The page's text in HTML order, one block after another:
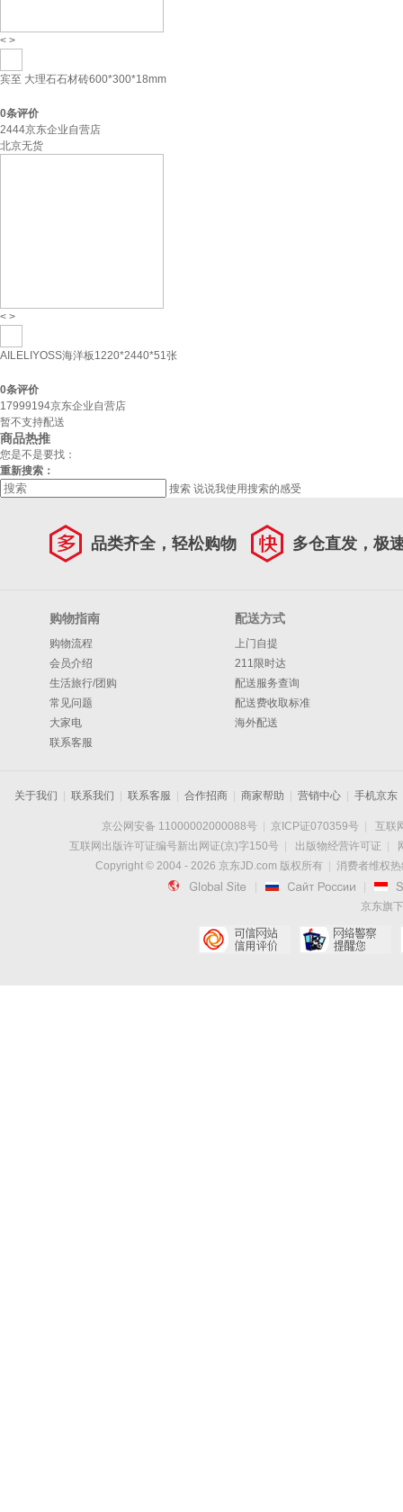
< >
宾至 大理石石材砖600*300*18mm
0条评价
2444京东企业自营店
北京无货
< >
AILELIYOSS海洋板1220*2440*51张
0条评价
17999194京东企业自营店
暂不支持配送
商品热推
您是不是要找：
重新搜索：
搜索 说说我使用搜索的感受
品类齐全，轻松购物 多仓直发，极
购物指南
购物流程
会员介绍
生活旅行/团购
常见问题
大家电
联系客服
配送方式
上门自提
211限时达
配送服务查询
配送费收取标准
海外配送
关于我们 联系我们 联系客服 合作招商 商家帮助 营销中心 手机京东
京公网安备 11000002000088号 京ICP证070359号
互联
互联网出版许可证编号新出网证(京)字150号
出版物经营许可证
Copyright © 2004 - 2026 京东JD.com 版权所有 消费者维权
 
京东旗